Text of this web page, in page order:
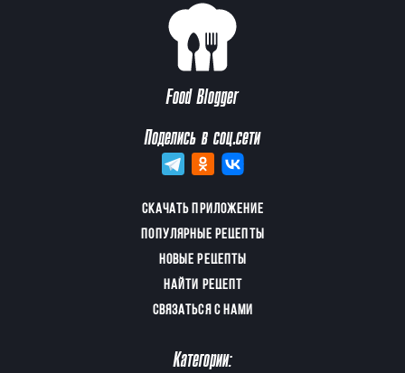
Food Blogger
Поделись в соц.сети
СКАЧАТЬ ПРИЛОЖЕНИЕ
ПОПУЛЯРНЫЕ РЕЦЕПТЫ
НОВЫЕ РЕЦЕПТЫ
НАЙТИ РЕЦЕПТ
СВЯЗАТЬСЯ С НАМИ
Категории: